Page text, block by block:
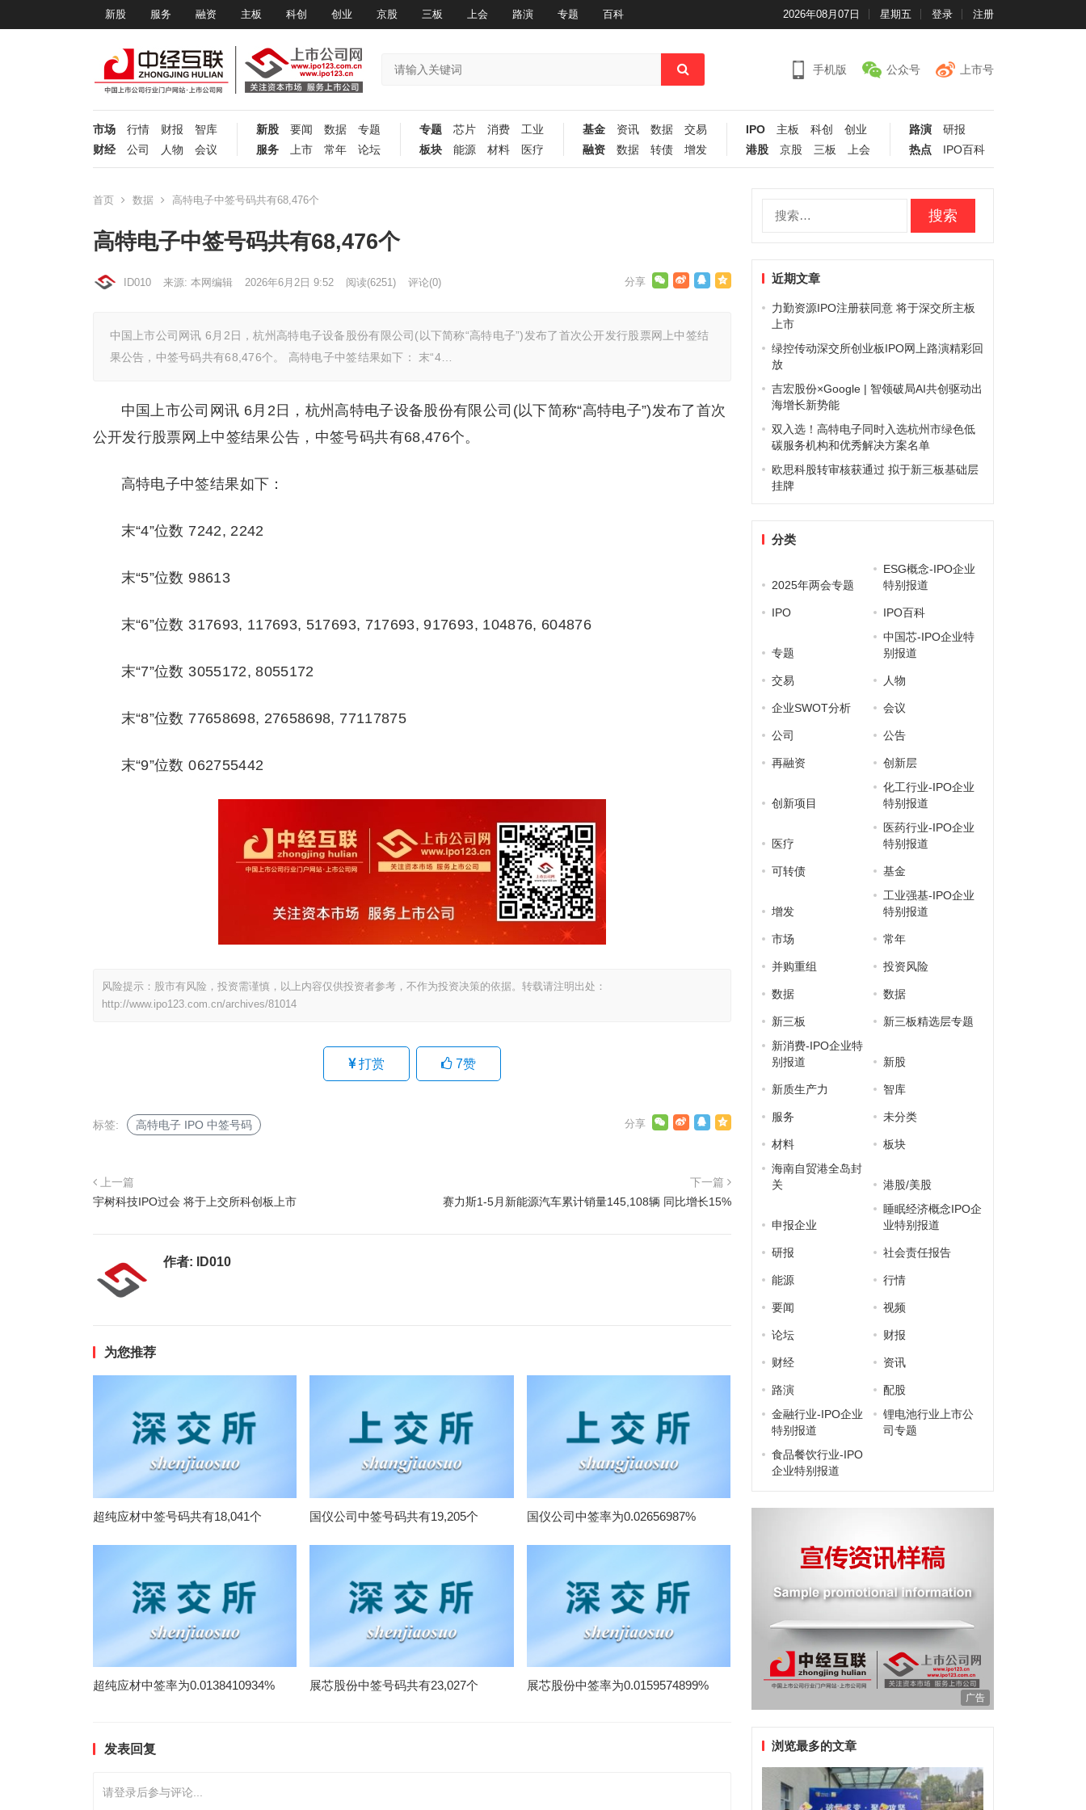
新股 服务 融资 主板 科创 创业 京股 三板 上会 路演 专题 百科 2026年08月07日 星期五 登录 注册
手机版 公众号 上市号
市场 行情 财报
智库
财经
公司 人物 会议
新股 要闻 数据
专题
服务
上市 常年 论坛
专题 芯片 消费
工业
板块
能源 材料 医疗
基金 资讯 数据
交易
融资
数据 转债 增发
IPO 主板 科创
创业
港股
京股 三板 上会
路演
研报
热点
IPO百科
首页 数据 高特电子中签号码共有68,476个
高特电子中签号码共有68,476个
ID010 来源: 本网编辑 2026年6月2日 9:52 阅读(6251) 评论(0)
中国上市公司网讯 6月2日，杭州高特电子设备股份有限公司(以下简称“高特电子”)发布了首次公开发行股票网上中签结
果公告，中签号码共有68,476个。 高特电子中签结果如下： 末“4…
中国上市公司网讯 6月2日，杭州高特电子设备股份有限公司(以下简称“高特电子”)发布了首次
公开发行股票网上中签结果公告，中签号码共有68,476个。
高特电子中签结果如下：
末“4”位数 7242, 2242
末“5”位数 98613
末“6”位数 317693, 117693, 517693, 717693, 917693, 104876, 604876
末“7”位数 3055172, 8055172
末“8”位数 77658698, 27658698, 77117875
末“9”位数 062755442
风险提示：股市有风险，投资需谨慎，以上内容仅供投资者参考，不作为投资决策的依据。转载请注明出处：
http://www.ipo123.com.cn/archives/81014
打赏 7赞
标签: 高特电子 IPO 中签号码
上一篇
宇树科技IPO过会 将于上交所科创板上市
下一篇
赛力斯1-5月新能源汽车累计销量145,108辆 同比增长15%
作者: ID010
为您推荐
超纯应材中签号码共有18,041个 国仪公司中签号码共有19,205个 国仪公司中签率为0.02656987%
超纯应材中签率为0.0138410934% 展芯股份中签号码共有23,027个 展芯股份中签率为0.0159574899%
发表回复
请登录后参与评论...
近期文章
力勤资源IPO注册获同意 将于深交所主板
上市
绿控传动深交所创业板IPO网上路演精彩回
放
吉宏股份×Google | 智领破局AI共创驱动出
海增长新势能
双入选！高特电子同时入选杭州市绿色低
碳服务机构和优秀解决方案名单
欧思科股转审核获通过 拟于新三板基础层
挂牌
分类
2025年两会专题
ESG概念-IPO企业
特别报道
IPO IPO百科
专题
中国芯-IPO企业特
别报道
交易 人物
企业SWOT分析 会议
公司 公告
再融资 创新层
创新项目
化工行业-IPO企业
特别报道
医疗
医药行业-IPO企业
特别报道
可转债 基金
增发
工业强基-IPO企业
特别报道
市场 常年
并购重组 投资风险
数据 数据
新三板
新三板精选层专题
新消费-IPO企业特
别报道
新股
新质生产力 智库
服务 未分类
材料
板块
海南自贸港全岛封
关
港股/美股
申报企业
睡眠经济概念IPO企
业特别报道
研报 社会责任报告
能源 行情
要闻 视频
论坛 财报
财经 资讯
路演
配股
金融行业-IPO企业
特别报道
锂电池行业上市公
司专题
食品餐饮行业-IPO
企业特别报道
广告
浏览最多的文章